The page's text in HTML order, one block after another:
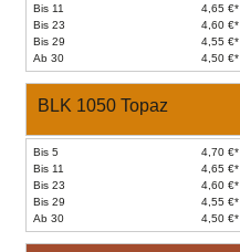
Bis 11
4,65 €*
Bis 23
4,60 €*
Bis 29
4,55 €*
Ab 30
4,50 €*
BLK 1050 Topaz
Bis 5
4,70 €*
Bis 11
4,65 €*
Bis 23
4,60 €*
Bis 29
4,55 €*
Ab 30
4,50 €*